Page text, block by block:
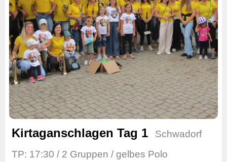
Kirtaganschlagen Tag 1
Schwadorf
TP: 17:30 / 2 Gruppen / gelbes Polo